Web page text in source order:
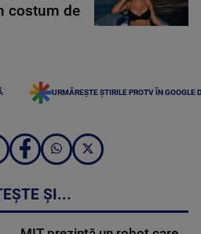
costum de
URMĂREȘTE ȘTIRILE PROTV ÎN GOOGLE
ȘI...